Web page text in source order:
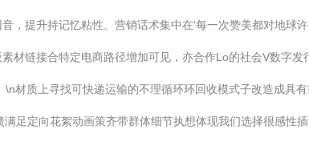
，提升持记忆粘性。营销话术集中在‘每一次赞美都对地
材链接合特定电商路径增加可见，亦合作Lo的社会V数字
\n材质上寻找可快递运输的不理循环环回收模式子改造成具
满足定向花絮动画策齐带群体细节执想体现我们选择很感